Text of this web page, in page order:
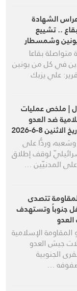
الشهادة
.. تشييع
وشمسطار
بقاعا
في كل من يونين
علي يزبك
| ملخص عمليات
ضد العدو
8-6-2026
وشعبه، وردًّا على
لوقف إطلاق
على المدنيّين …
تتصدى
جنوباً وتستهدف
الإسلامية
جيش العدو
الجنوبية
…